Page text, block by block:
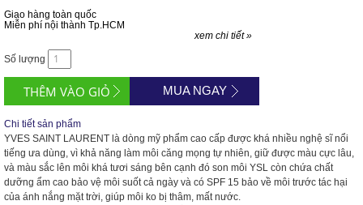
Giao hàng toàn quốc
Miễn phí nội thành Tp.HCM
xem chi tiết »
Số lượng
MUA NGAY
Chi tiết sản phẩm
YVES SAINT LAURENT là dòng mỹ phẩm cao cấp được khá nhiều nghệ sĩ nổi
tiếng ưa dùng, vì khả năng làm môi căng mọng tự nhiên, giữ được màu cực lâu,
và màu sắc lên môi khá tươi sáng bên cạnh đó son môi YSL còn chứa chất
dưỡng ẩm cao bảo vệ môi suốt cả ngày và có SPF 15 bảo về môi trước tác hại
của ánh nắng mặt trời, giúp môi ko bị thâm, mất nước.